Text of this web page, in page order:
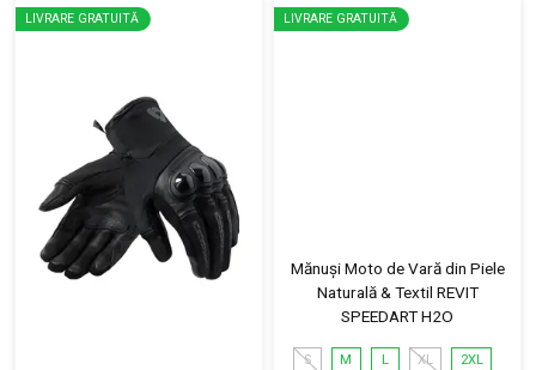
LIVRARE GRATUITĂ LIVRARE GRATUITĂ
Mănuși Moto de Vară din Piele
Naturală & Textil REVIT
SPEEDART H2O
S M L XL 2XL